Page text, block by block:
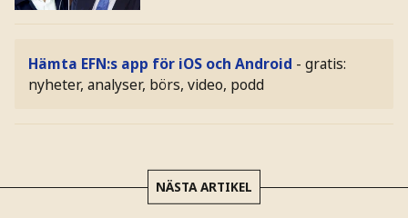
Hämta EFN:s app för iOS och Android - gratis:
nyheter, analyser, börs, video, podd
NÄSTA ARTIKEL